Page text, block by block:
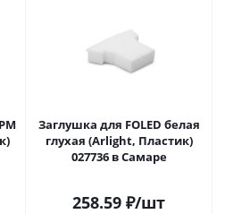
Заглушка для FOLED белая
глухая (Arlight, Пластик)
027736 в Самаре
258.59 ₽/шт